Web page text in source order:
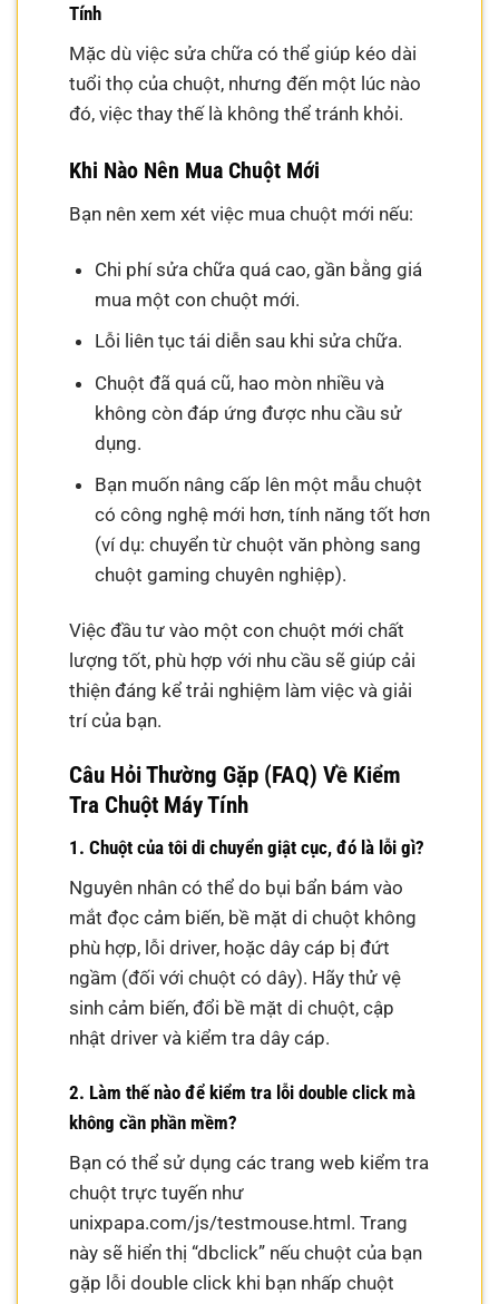
Tính
Mặc dù việc sửa chữa có thể giúp kéo dài
tuổi thọ của chuột, nhưng đến một lúc nào
đó, việc thay thế là không thể tránh khỏi.
Khi Nào Nên Mua Chuột Mới
Bạn nên xem xét việc mua chuột mới nếu:
Chi phí sửa chữa quá cao, gần bằng giá
mua một con chuột mới.
Lỗi liên tục tái diễn sau khi sửa chữa.
Chuột đã quá cũ, hao mòn nhiều và
không còn đáp ứng được nhu cầu sử
dụng.
Bạn muốn nâng cấp lên một mẫu chuột
có công nghệ mới hơn, tính năng tốt hơn
(ví dụ: chuyển từ chuột văn phòng sang
chuột gaming chuyên nghiệp).
Việc đầu tư vào một con chuột mới chất
lượng tốt, phù hợp với nhu cầu sẽ giúp cải
thiện đáng kể trải nghiệm làm việc và giải
trí của bạn.
Câu Hỏi Thường Gặp (FAQ) Về Kiểm
Tra Chuột Máy Tính
1. Chuột của tôi di chuyển giật cục, đó là lỗi gì?
Nguyên nhân có thể do bụi bẩn bám vào
mắt đọc cảm biến, bề mặt di chuột không
phù hợp, lỗi driver, hoặc dây cáp bị đứt
ngầm (đối với chuột có dây). Hãy thử vệ
sinh cảm biến, đổi bề mặt di chuột, cập
nhật driver và kiểm tra dây cáp.
2. Làm thế nào để kiểm tra lỗi double click mà
không cần phần mềm?
Bạn có thể sử dụng các trang web kiểm tra
chuột trực tuyến như
unixpapa.com/js/testmouse.html. Trang
này sẽ hiển thị “dbclick” nếu chuột của bạn
gặp lỗi double click khi bạn nhấp chuột